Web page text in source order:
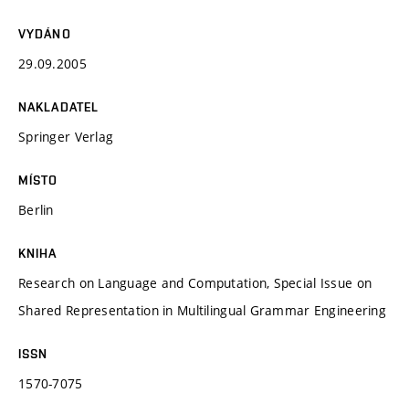
VYDÁNO
29.09.2005
NAKLADATEL
Springer Verlag
MÍSTO
Berlin
KNIHA
Research on Language and Computation, Special Issue on
Shared Representation in Multilingual Grammar Engineering
ISSN
1570-7075